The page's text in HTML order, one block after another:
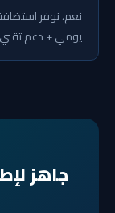
يومي + دعم تقني 24/7 بأسعار شهرية واضحة.
جاهز